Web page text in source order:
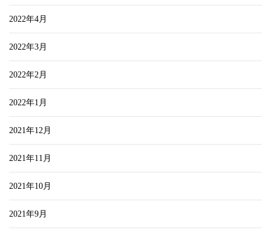
2022年4月
2022年3月
2022年2月
2022年1月
2021年12月
2021年11月
2021年10月
2021年9月